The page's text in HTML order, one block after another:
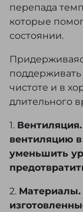
перепада
которые
состоянии.
чистоте и в
длительного
1.
вентиляцию
уменьшить
2. Материалы.